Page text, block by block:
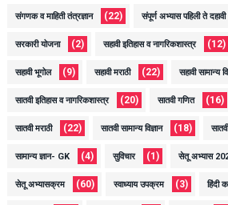
संगणक व माहिती तंत्रज्ञान (22) संपूर्ण अभ्यास पहिली ते दहावी
सरकारी योजना (2) सहावी इतिहास व नागरिकशास्त्र (12)
सहावी भूगोल (9) सहावी मराठी (22) सहावी सामान्य
सातवी इतिहास व नागरिकशास्त्र (20) सातवी गणित (16)
सातवी मराठी (22) सातवी सामान्य विज्ञान (18)
सामान्य ज्ञान- GK (4) सुविचार (1) सेतू अभ्यास
सेतू अभ्यासक्रम (60) स्वाध्याय उपक्रम (3) हिंदी